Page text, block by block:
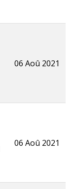
06 Aoû 2021
06 Aoû 2021